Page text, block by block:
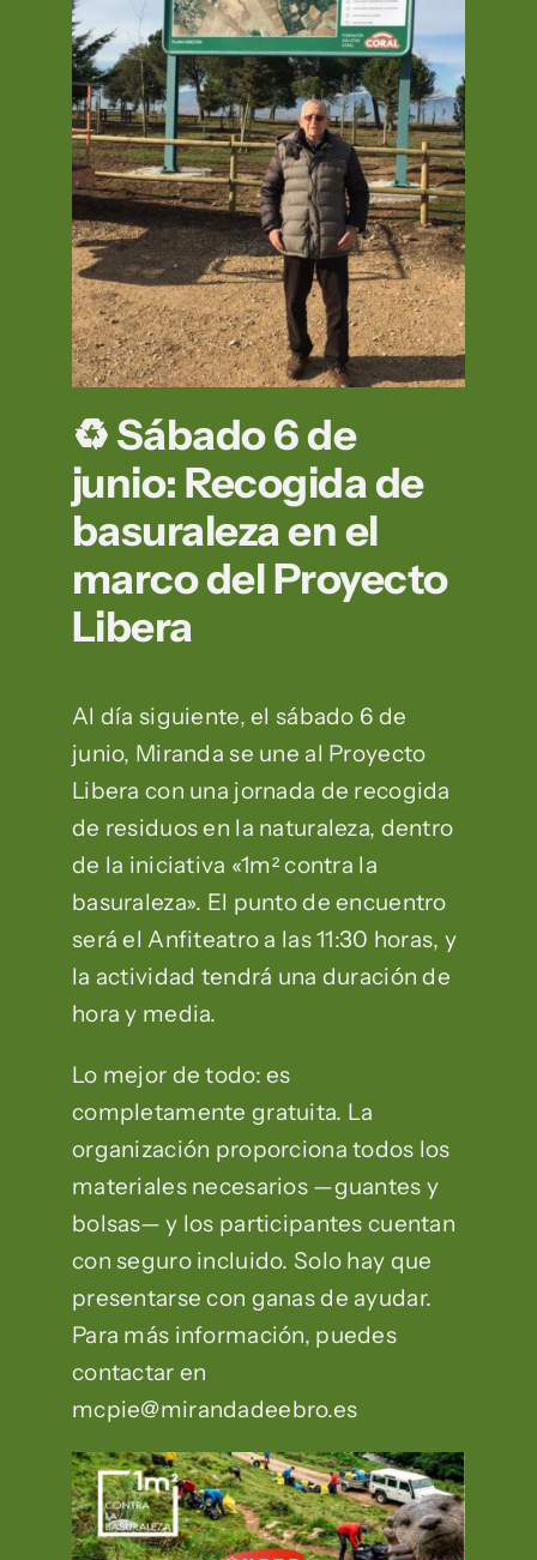
♻️ Sábado 6 de
junio: Recogida de
basuraleza en el
marco del Proyecto
Libera
Al día siguiente, el sábado 6 de
junio, Miranda se une al Proyecto
Libera con una jornada de recogida
de residuos en la naturaleza, dentro
de la iniciativa «1m² contra la
basuraleza». El punto de encuentro
será el Anfiteatro a las 11:30 horas, y
la actividad tendrá una duración de
hora y media.
Lo mejor de todo: es
completamente gratuita. La
organización proporciona todos los
materiales necesarios —guantes y
bolsas— y los participantes cuentan
con seguro incluido. Solo hay que
presentarse con ganas de ayudar.
Para más información, puedes
contactar en
mcpie@mirandadeebro.es